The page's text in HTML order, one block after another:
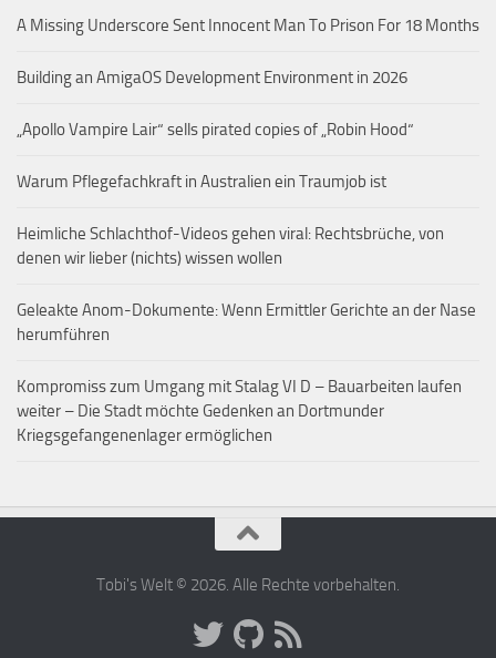
A Missing Underscore Sent Innocent Man To Prison For 18 Months
Building an AmigaOS Development Environment in 2026
„Apollo Vampire Lair“ sells pirated copies of „Robin Hood“
Warum Pflegefachkraft in Australien ein Traumjob ist
Heimliche Schlachthof-Videos gehen viral: Rechtsbrüche, von
denen wir lieber (nichts) wissen wollen
Geleakte Anom-Dokumente: Wenn Ermittler Gerichte an der Nase
herumführen
Kompromiss zum Umgang mit Stalag VI D – Bauarbeiten laufen
weiter – Die Stadt möchte Gedenken an Dortmunder
Kriegsgefangenenlager ermöglichen
Tobi's Welt © 2026. Alle Rechte vorbehalten.